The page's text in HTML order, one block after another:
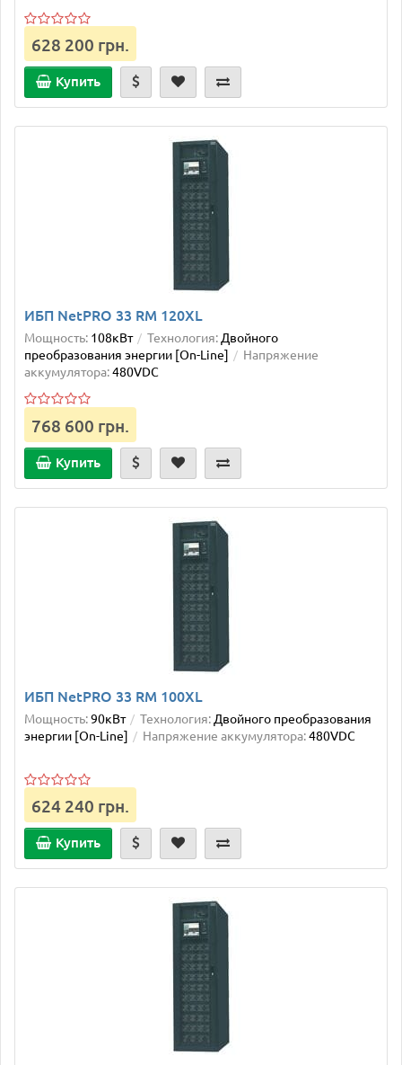
628 200 грн.
Купить
ИБП NetPRO 33 RM 120XL
Мощность: 108кВт Технология: Двойного
преобразования энергии [On-Line]
Напряжение
аккумулятора:480VDC
768 600 грн.
Купить
ИБП NetPRO 33 RM 100XL
Мощность:90кВт Технология: Двойного преобразования
энергии [On-Line]
Напряжение аккумулятора:480VDC
624 240 грн.
Купить